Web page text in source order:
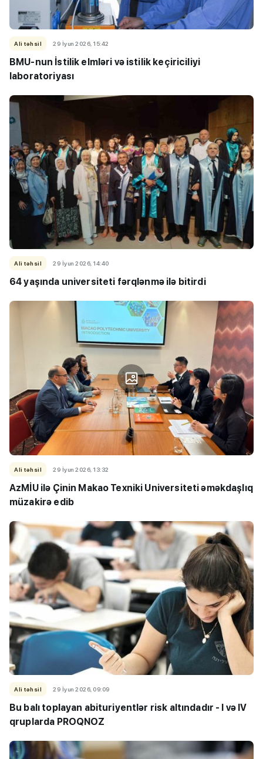
Ali təhsil 29 İyun 2026, 15:42
BMU-nun İstilik elmləri və istilik keçiriciliyi
laboratoriyası
Ali təhsil 29 İyun 2026, 14:40
64 yaşında universiteti fərqlənmə ilə bitirdi
Ali təhsil 29 İyun 2026, 13:32
AzMİU ilə Çinin Makao Texniki Universiteti əməkdaşlıq
müzakirə edib
Ali təhsil 29 İyun 2026, 09:09
Bu balı toplayan abituriyentlər risk altındadır - I və IV
qruplarda PROQNOZ